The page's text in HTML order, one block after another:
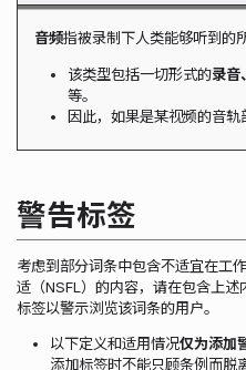
音频指被录制下人类能够听到的
该类型包括一切形式的录音
等。
因此，如果是某视频的音轨
警告标签
考虑到部分词条中包含不适宜在工
适（NSFL）的内容，请在包含上
标签以警示浏览该词条的用户。
以下定义和适用情况仅为添加
添加标签时不能只顾条例而脱